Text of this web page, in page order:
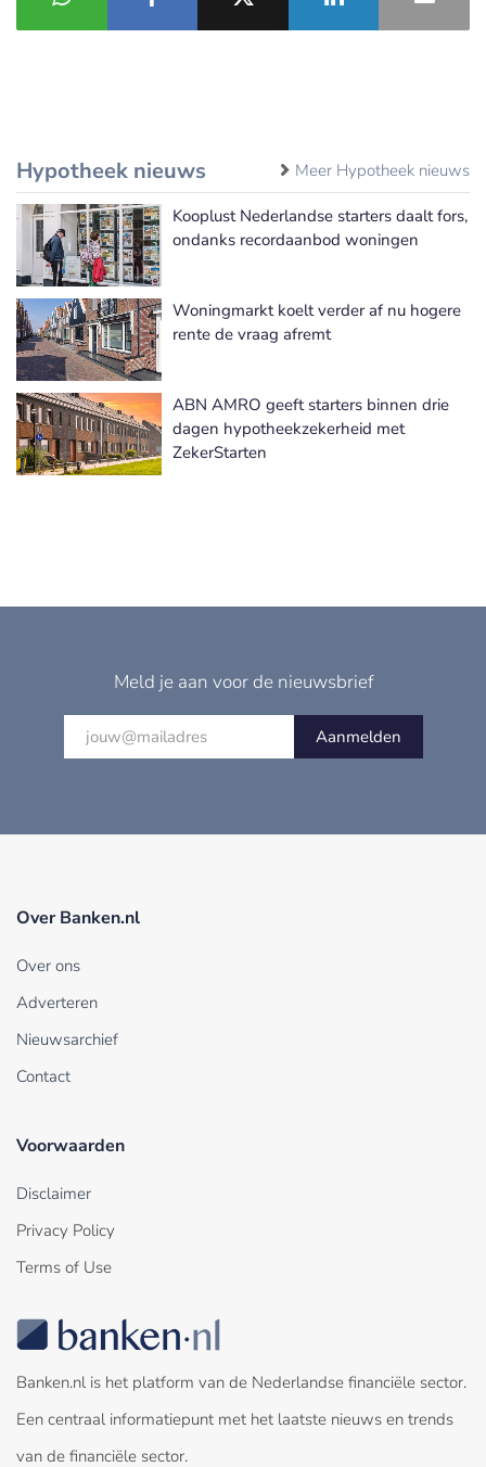
Hypotheek nieuws Meer Hypotheek nieuws
Kooplust Nederlandse starters daalt fors,
ondanks recordaanbod woningen
Woningmarkt koelt verder af nu hogere
rente de vraag afremt
ABN AMRO geeft starters binnen drie
dagen hypotheekzekerheid met
ZekerStarten
Meld je aan voor de nieuwsbrief
Aanmelden
Over Banken.nl
Over ons
Adverteren
Nieuwsarchief
Contact
Voorwaarden
Disclaimer
Privacy Policy
Terms of Use
Banken.nl is het platform van de Nederlandse financiële sector.
Een centraal informatiepunt met het laatste nieuws en trends
van de financiële sector.